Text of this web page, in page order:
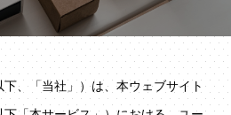
、「当社」）は、本ウェブサイト